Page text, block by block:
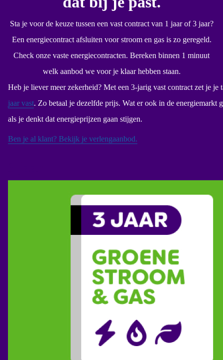
Sta je voor de keuze tussen een vast contract van 1 jaar of 3 jaar?
Een energiecontract afsluiten voor stroom en gas is zo geregeld.
Check onze vaste energiecontracten. Bereken binnen 1 minuut
welk aanbod we voor je klaar hebben staan.
Heb je liever meer zekerheid? Met een 3-jarig vast contract zet je je
jaar vast. Zo betaal je dezelfde prijs. Wat er ook in de energiemarkt
als je denkt dat energieprijzen gaan stijgen.
Ben je al klant? Bekijk je verlengaanbod.